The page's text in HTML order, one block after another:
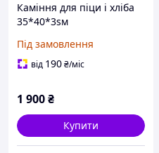
Каміння для піци і хліба
35*40*3sм
Під замовлення
від 190₴/міс
1 900₴
Купити